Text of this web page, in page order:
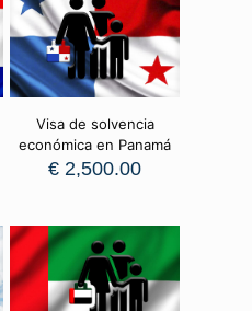
Visa de solvencia
económica en Panamá
€ 2,500.00